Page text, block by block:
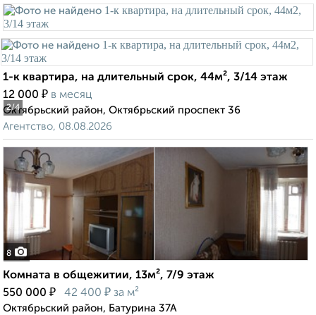
2/4
1-к квартира, на длительный срок, 44м², 3/14 этаж
12 000 ₽ в месяц
Октябрьский район, Октябрьский проспект 36
Агентство, 08.08.2026
8
Комната в общежитии, 13м², 7/9 этаж
550 000 ₽ 42 400 ₽ за м²
Октябрьский район, Батурина 37А